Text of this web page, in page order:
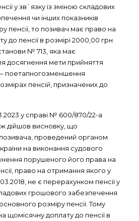
у зв`язку із зміною складових
чи інших показників
пенсії, то позивач має право на
до пенсії в розмірі 2000,00 грн
№ 713, яка має
досягнення мети прийняття
поетапногозменшення
пенсій, призначених до
у справі № 600/870/22-а
дійшов висновку, що
проведений органом
на виконання судового
порушеного його права на
право на отримання якого у
не є перерахунком пенсії у
грошового забезпечення
розміру пенсії. Тому
щомісячну доплату до пенсії в